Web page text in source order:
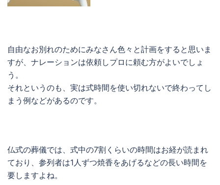
自由なお別れのためにみなさん色々と計画をすると思いま
すが、ナレーションは依頼しプロに頼む方がよいでしょ
う。
それというのも、実は式時間を使い切れないで終わってし
まう例などがあるのです。
仏式の葬儀では、式中の7割くらいの時間はお経が読まれ
ており、参列者は1人ずつ焼香をあげるなどの長い時間を
要しますよね。